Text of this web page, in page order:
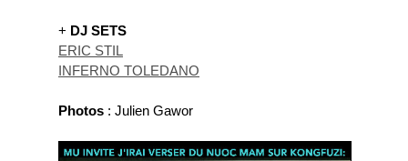
+ DJ SETS
ERIC STIL
INFERNO TOLEDANO
Photos : Julien Gawor